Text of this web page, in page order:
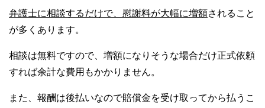
弁護士に相談するだけで、慰謝料が大幅に増額されること
が多くあります。
相談は無料ですので、増額になりそうな場合だけ正式依頼
すれば余計な費用もかかりません。
また、報酬は後払いなので賠償金を受け取ってから払うこ